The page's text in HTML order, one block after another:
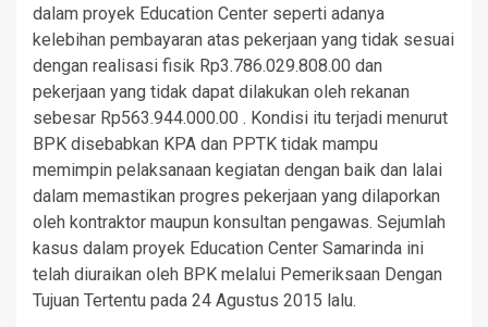
dalam proyek Education Center seperti adanya
kelebihan pembayaran atas pekerjaan yang tidak sesuai
dengan realisasi fisik Rp3.786.029.808.00 dan
pekerjaan yang tidak dapat dilakukan oleh rekanan
sebesar Rp563.944.000.00 . Kondisi itu terjadi menurut
BPK disebabkan KPA dan PPTK tidak mampu
memimpin pelaksanaan kegiatan dengan baik dan lalai
dalam memastikan progres pekerjaan yang dilaporkan
oleh kontraktor maupun konsultan pengawas. Sejumlah
kasus dalam proyek Education Center Samarinda ini
telah diuraikan oleh BPK melalui Pemeriksaan Dengan
Tujuan Tertentu pada 24 Agustus 2015 lalu.